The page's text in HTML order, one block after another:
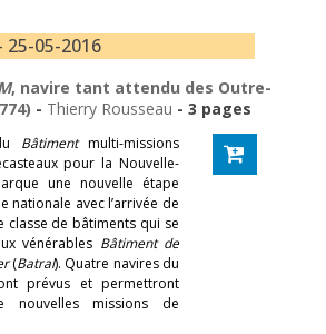
25-05-2016
, navire tant attendu des Outre-
- Thierry Rousseau - 3 pages
Bâtimentmulti-missions
pour la Nouvelle-
une nouvelle étape
nationale avec l’arrivée de
classe de bâtiments qui se
vénérables Bâtiment de
(Batral). Quatre navires du
prévus et permettront
nouvelles missions de